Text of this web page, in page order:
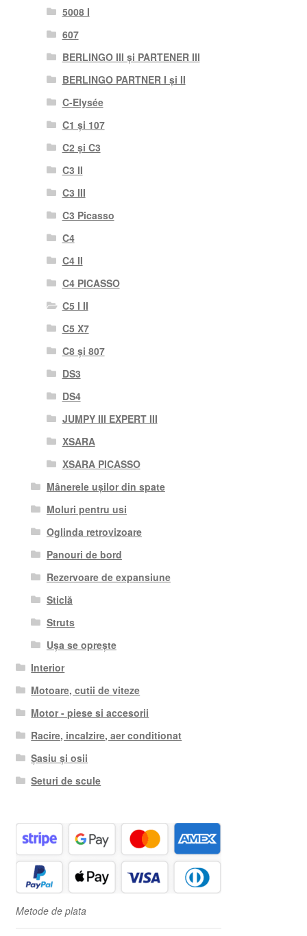
5008 I
607
BERLINGO III și PARTENER III
BERLINGO PARTNER I și II
C-Elysée
C1 și 107
C2 și C3
C3 II
C3 III
C3 Picasso
C4
C4 II
C4 PICASSO
C5 I II
C5 X7
C8 și 807
DS3
DS4
JUMPY III EXPERT III
XSARA
XSARA PICASSO
Mânerele ușilor din spate
Moluri pentru usi
Oglinda retrovizoare
Panouri de bord
Rezervoare de expansiune
Sticlă
Struts
Ușa se oprește
Interior
Motoare, cutii de viteze
Motor - piese si accesorii
Racire, incalzire, aer conditionat
Șasiu și osii
Seturi de scule
Metode de plata